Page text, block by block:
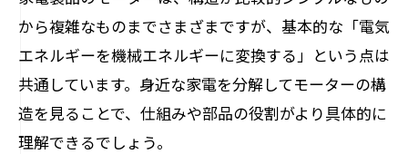
から複雑なものまでさまざまですが、基本的な「電気
エネルギーを機械エネルギーに変換する」という点は
共通しています。身近な家電を分解してモーターの構
造を見ることで、仕組みや部品の役割がより具体的に
理解できるでしょう。